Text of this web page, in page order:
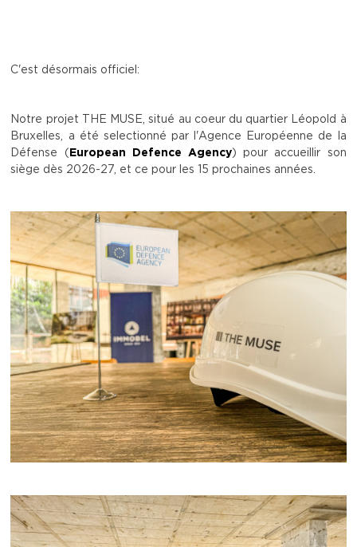
C'est désormais officiel:
Notre projet THE MUSE, situé au coeur du quartier Léopold à
Bruxelles, a été selectionné par l'Agence Européenne de la
Défense ( European Defence Agency) pour accueillir son
siège dès 2026-27, et ce pour les 15 prochaines années.